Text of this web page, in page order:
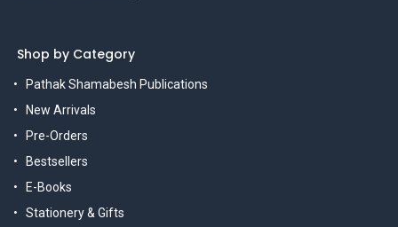
Shop by Category
Pathak Shamabesh Publications
New Arrivals
Pre-Orders
Bestsellers
E-Books
Stationery & Gifts